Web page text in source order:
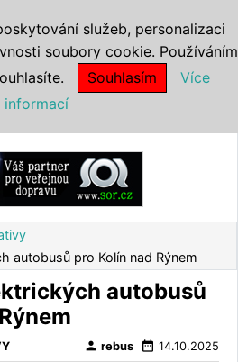
autobusů pro Kolín nad Rýnem
autobusů
person rebus date_range 14.10.2025
služeb, personalizaci
soubory cookie. Používáním
Souhlasím
Více
informací